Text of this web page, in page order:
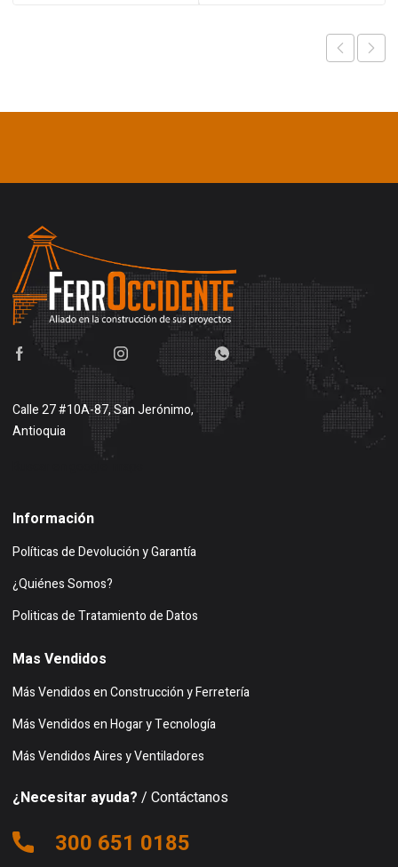
Calle 27 #10A-87, San Jerónimo,
Antioquia
Información
Políticas de Devolución y Garantía
¿Quiénes Somos?
Politicas de Tratamiento de Datos
Mas Vendidos
Más Vendidos en Construcción y Ferretería
Más Vendidos en Hogar y Tecnología
Más Vendidos Aires y Ventiladores
¿Necesitar ayuda? / Contáctanos
300 651 0185